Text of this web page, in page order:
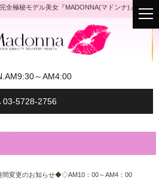
全極秘モデル美女『MADONNA(マドンナ)』
AM9:30～AM4:00
03-5728-2756
変更のお知らせ◆◇AM10：00～AM4：00
t
o
g
i
t